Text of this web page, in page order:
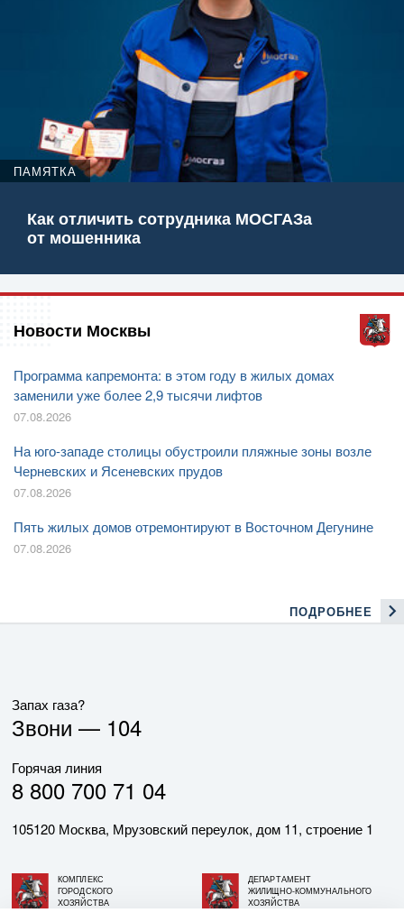
ПАМЯТКА
Как отличить сотрудника МОСГАЗа
от мошенника
Новости Москвы
Программа капремонта: в этом году в жилых домах
заменили уже более 2,9 тысячи лифтов
07.08.2026
На юго-западе столицы обустроили пляжные зоны возле
Черневских и Ясеневских прудов
07.08.2026
Пять жилых домов отремонтируют в Восточном Дегунине
07.08.2026
ПОДРОБНЕЕ
Запах газа?
Звони — 104
Горячая линия
8 800 700 71 04
105120 Москва, Мрузовский переулок, дом 11, строение 1
КОМПЛЕКС
ГОРОДСКОГО
ХОЗЯЙСТВА
ДЕПАРТАМЕНТ
ЖИЛИЩНО-КОММУНАЛЬНОГО
ХОЗЯЙСТВА